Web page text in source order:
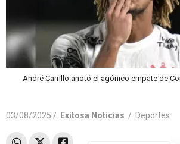
André Carrillo anotó el agónico empate de
03/08/2025 / Exitosa Noticias / Deportes